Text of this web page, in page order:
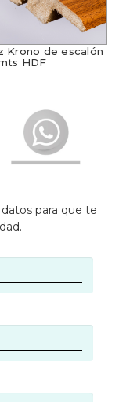
Krono de escalón
HDF
para que te